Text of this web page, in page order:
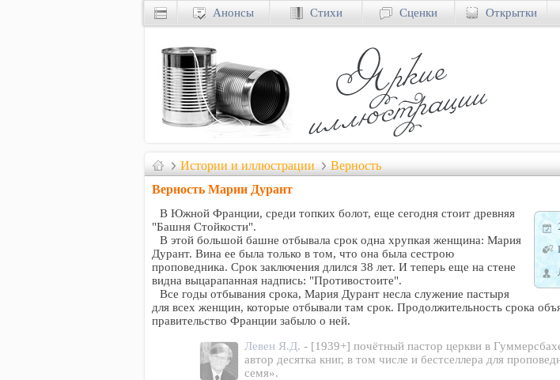
Истории и иллюстрации Верность
Верность Марии Дурант
В Южной Франции, среди топких болот, еще сегодня стоит древняя
"Башня Стойкости".
В этой большой башне отбывала срок одна хрупкая женщина: Мария
Дурант. Вина ее была только в том, что она была сестрою
проповедника. Срок заключения длился 38 лет. И теперь еще на стене
видна выцарапанная надпись: "Противостоите".
Все годы отбывания срока, Мария Дурант несла служение пастыря
для всех женщин, которые отбывали там срок. Продолжительность срока
правительство Франции забыло о ней.
Левен Я.Д. - [1939+] почётный пастор церкви в
автор десятка книг, в том числе и бестселлера для
семя».
Анонсы Стихи Сценки Открытки